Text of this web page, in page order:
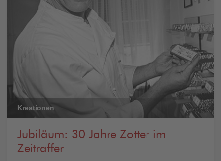
Kreationen
Jubiläum: 30 Jahre Zotter im
Zeitraffer